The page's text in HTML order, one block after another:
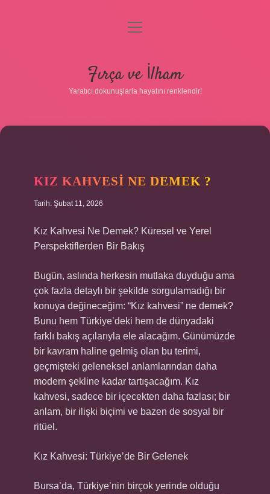
Gizlilik Politikası
Hakkımızda
menüyü
Fırça ve İlham
Yaratıcı dokunuşlarla hayatını renklendir!
KIZ KAHVESI NE DEMEK ?
Tarih: Şubat 11, 2026
Kız Kahvesi Ne Demek? Küresel ve Yerel
Perspektiflerden Bir Bakış
Bugün, aslında herkesin mutlaka duyduğu ama
çok fazla detaylı bir şekilde sorgulamadığı bir
konuya değineceğim: “Kız kahvesi” ne demek?
Bunu hem Türkiye’deki hem de dünyadaki
farklı bakış açılarıyla ele alacağım. Günümüzde
bir kavram haline gelmiş olan bu terimi,
geçmişteki geleneksel anlamlarından daha
modern şekline kadar tartışacağım. Kız
kahvesi, sadece bir içecekten daha fazlası; bir
anlam, bir ilişki biçimi ve bazen de sosyal bir
ritüel.
Kız Kahvesi: Türkiye’de Bir Gelenek
Bursa’da, Türkiye’nin birçok yerinde olduğu